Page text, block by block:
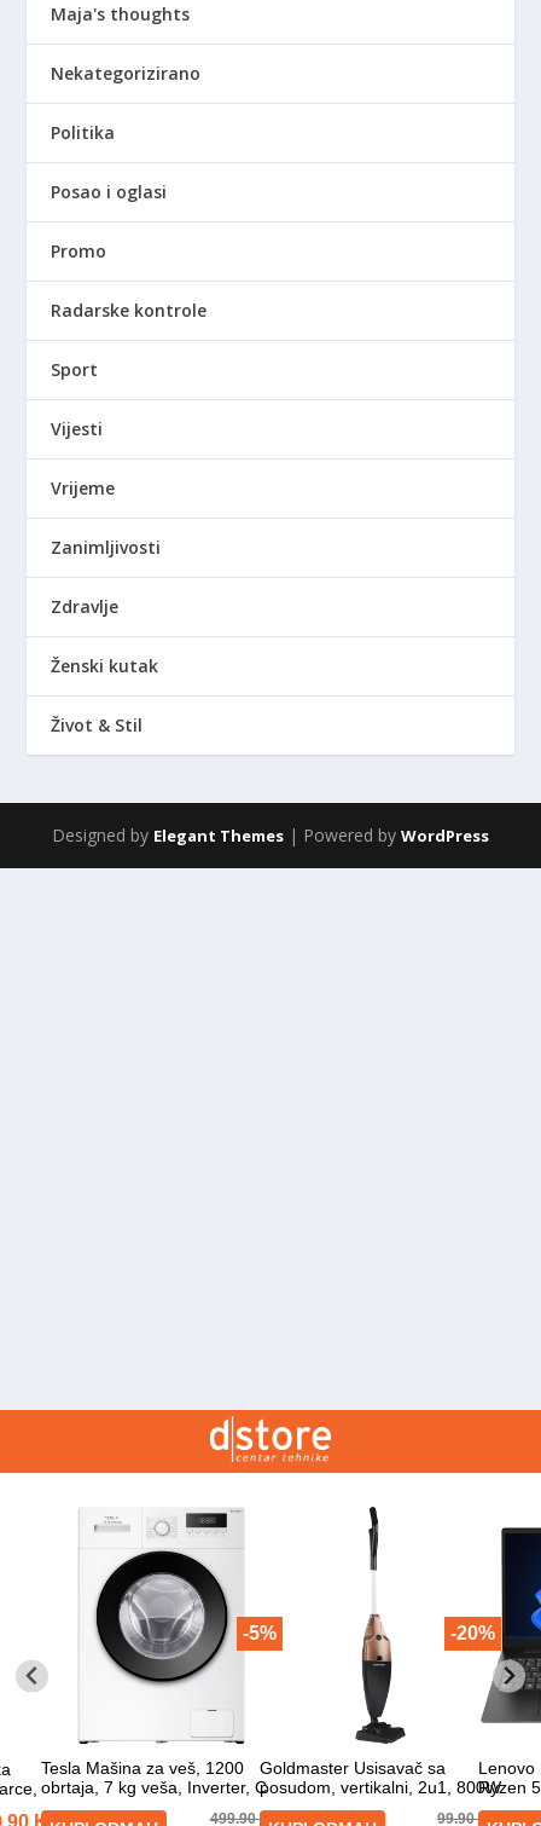
Maja's thoughts
Nekategorizirano
Politika
Posao i oglasi
Promo
Radarske kontrole
Sport
Vijesti
Vrijeme
Zanimljivosti
Zdravlje
Ženski kutak
Život & Stil
Designed by Elegant Themes | Powered by WordPress